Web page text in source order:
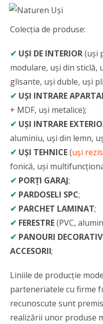
Colecția de produse:
✔ UȘI DE INTERIOR(uși
modulare, uși din sticlă,
glisante, uși duble, uși
✔ UȘI INTRARE
+ MDF, uși metalice);
✔ UȘI INTRARE
aluminiu, uși din lemn,
✔ UȘI TEHNICE(uși
fonică, uși
✔ PORȚI GARAJ;
✔ PARDOSELI SPC;
✔ PARCHET LAMINAT;
✔ FERESTRE(PVC,
✔ PANOURI
ACCESORII;
Liniile de producție
parteneriatele cu firme
recunoscute sunt
realizării unor produse